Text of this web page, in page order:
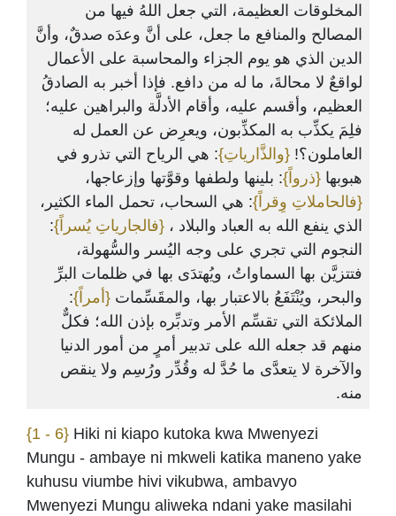
المخلوقات العظيمة، التي جعل اللهُ فيها من
المصالح والمنافع ما جعل، على أنَّ وعدَه صدقٌ، وأنَّ
الدين الذي هو يوم الجزاء والمحاسبة على الأعمال
لواقعٌ لا محالةَ، ما له من دافع. فإذا أخبر به الصادقُ
العظيم، وأقسم عليه، وأقام الأدلَّة والبراهين عليه؛
فلِمَ يكذِّب به المكذِّبون، ويعرِض عن العمل له
العاملون؟! {والذَّارياتِ}: هي الرياح التي تذرو في
هبوبها {ذرواً}: بلينها ولطفها وقوَّتها وإزعاجها،
{فالحاملاتِ وِقراً}: هي السحاب، تحمل الماء الكثير،
الذي ينفع الله به العباد والبلاد ، {فالجارياتِ يُسراً}:
النجوم التي تجري على وجه اليُسر والسُّهولة،
فتتزيَّن بها السماواتُ، ويُهتدَى بها في ظلمات البرِّ
والبحر، ويُنْتَفَعُ بالاعتبار بها، والمقَسِّمات {أمراً}:
الملائكة التي تقسِّم الأمر وتدبِّره بإذن الله؛ فكلٌّ
منهم قد جعله الله على تدبير أمرٍ من أمور الدنيا
والآخرة لا يتعدَّى ما حُدَّ له وقُدِّر ورُسِم ولا ينقص
منه.
{1 - 6} Hiki ni kiapo kutoka kwa Mwenyezi
Mungu - ambaye ni mkweli katika maneno yake
kuhusu viumbe hivi vikubwa, ambavyo
Mwenyezi Mungu aliweka ndani yake masilahi